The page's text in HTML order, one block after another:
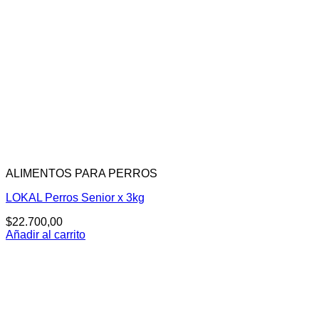
ALIMENTOS PARA PERROS
LOKAL Perros Senior x 3kg
$22.700,00
Añadir al carrito